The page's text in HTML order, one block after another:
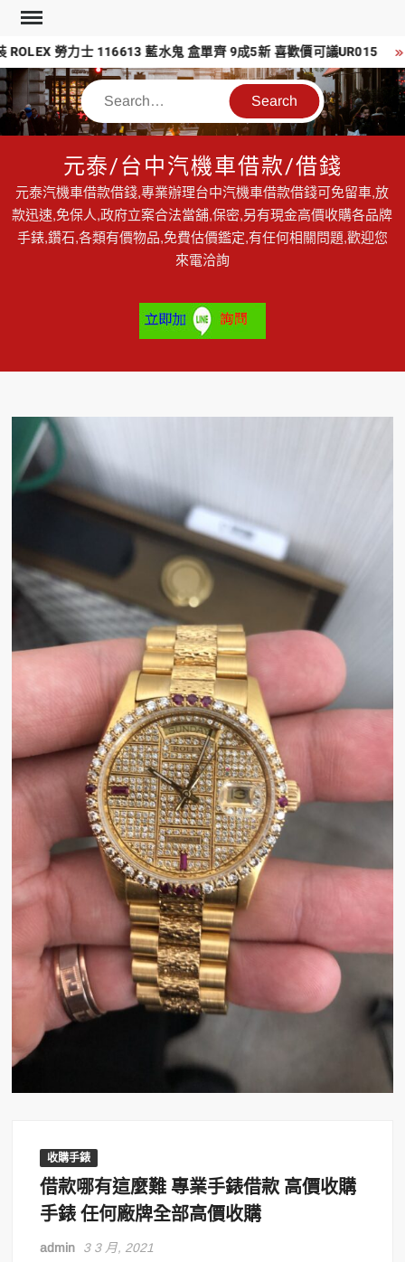
Skip
content勞力士 116613 藍水鬼 盒單齊 9成5新 喜歡價可議UR015
Search
元泰/台中汽機車借款/借錢
元泰汽機車借款借錢,專業辦理台中汽機車借款借錢可免留車,放
款迅速,免保人,政府立案合法當舖,保密,另有現金高價收購各品牌
手錶,鑽石,各類有價物品,免費估價鑑定,有任何相關問題,歡迎您
來電洽詢
收購手錶
借款哪有這麼難 專業手錶借款 高價收購
手錶 任何廠牌全部高價收購
admin 3 3 月, 2021